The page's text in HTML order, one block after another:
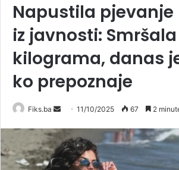
Napustila pjevanje
iz javnosti: Smršala
kilograma, danas
ko prepoznaje
Fiks.ba
Send
email
11/10/2025 67 2